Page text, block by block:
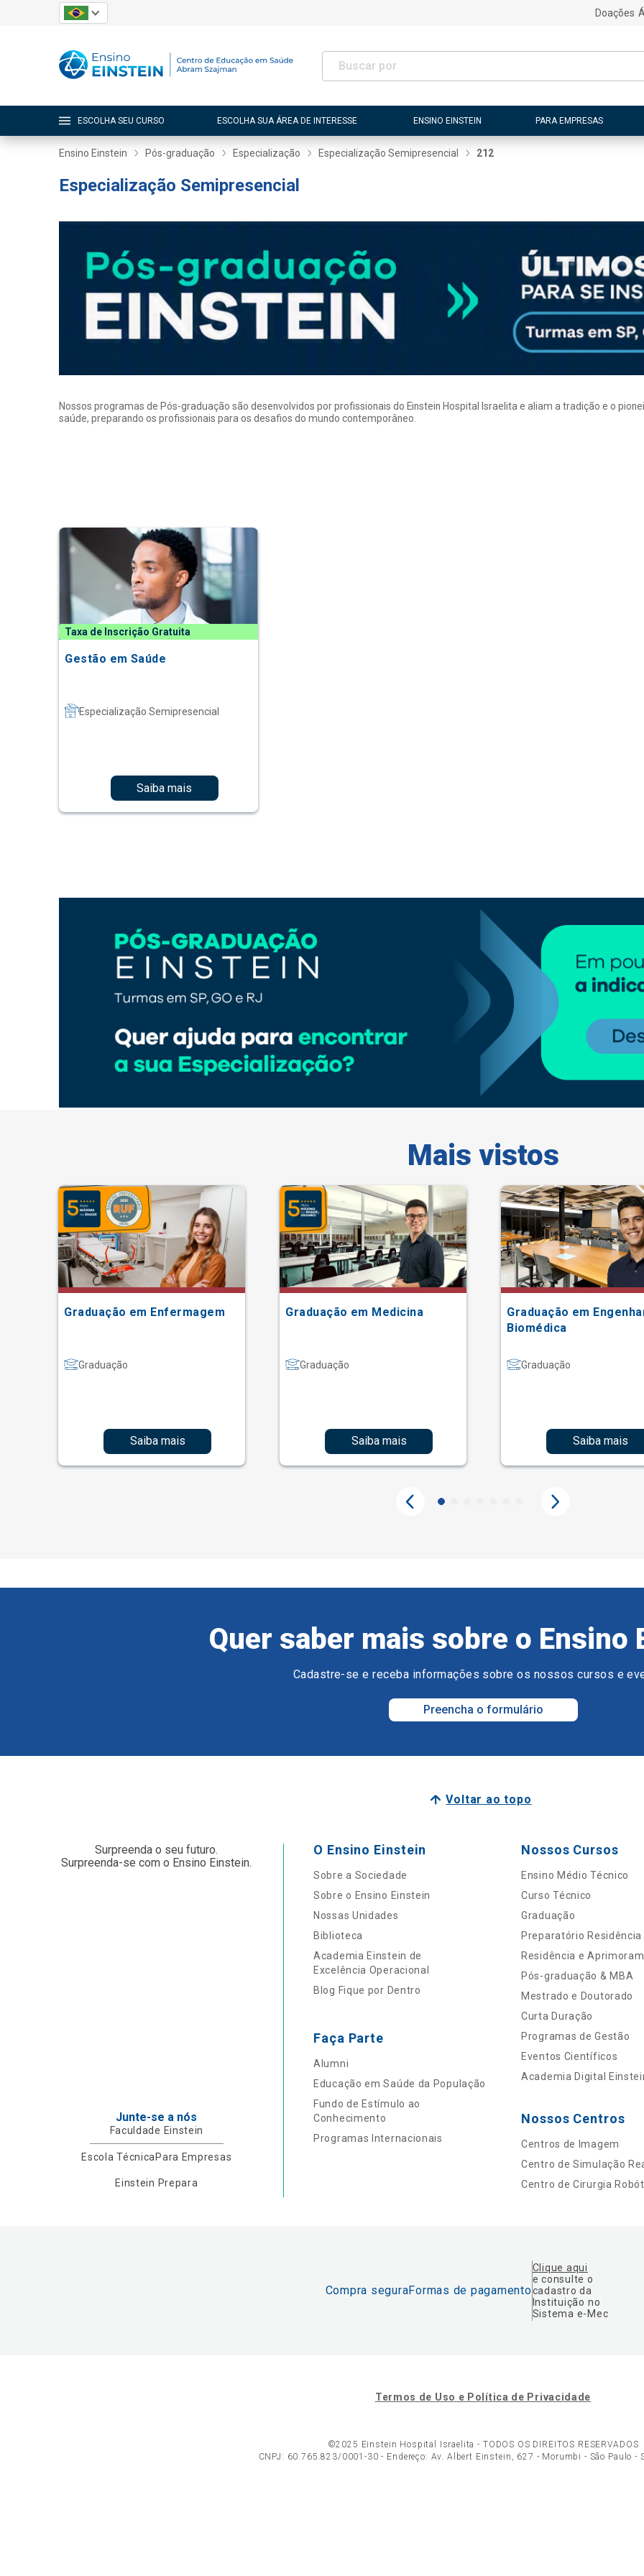
Doações
ESCOLHA SEU CURSO ESCOLHA SUA ÁREA DE INTERESSE ENSINO EINSTEIN PARA EMPRESAS
Ensino Einstein Pós-graduação Especialização Especialização Semipresencial 212
Especialização Semipresencial
Nossos programas de Pós-graduação são desenvolvidos por profissionais do Einstein Hospital Israelita e aliam a tradição e o
saúde, preparando os profissionais para os desafios do mundo contemporâneo.
Taxa de Inscrição Gratuita
Gestão em Saúde
Especialização Semipresencial
Saiba mais
Mais vistos
Graduação em Enfermagem
Graduação
Saiba mais
Graduação em Medicina
Graduação
Saiba mais
Graduação em
Biomédica
Graduação
Saiba mais
Quer saber mais sobre o Ensino
Cadastre-se e receba informações sobre os nossos cursos e
Preencha o formulário
Voltar ao topo
Surpreenda o seu futuro.
Surpreenda-se com o Ensino Einstein.
Junte-se a nós
Faculdade Einstein
Escola TécnicaPara Empresas
Einstein Prepara
O Ensino Einstein
Sobre a Sociedade
Sobre o Ensino Einstein
Nossas Unidades
Biblioteca
Academia Einstein de
Excelência Operacional
Blog Fique por Dentro
Faça Parte
Alumni
Educação em Saúde da População
Fundo de Estímulo ao
Conhecimento
Programas Internacionais
Nossos Cursos
Ensino Médio Técnico
Curso Técnico
Graduação
Preparatório Residência
Residência e
Pós-graduação & MBA
Mestrado e Doutorado
Curta Duração
Programas de Gestão
Eventos Científicos
Academia Digital
Nossos Centros
Centros de Imagem
Centro de Simulação
Centro de Cirurgia
Compra seguraFormas de pagamento
Clique aqui
e consulte o
cadastro da
Instituição no
Sistema e-Mec
Termos de Uso e Política de Privacidade
©2025 Einstein Hospital Israelita - TODOS OS DIREITOS RESERVADOS
CNPJ: 60.765.823/0001-30 - Endereço: Av. Albert Einstein, 627 - Morumbi - São Paulo -